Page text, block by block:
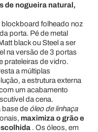
de nogueira natural,
folheado noz
porta. Pé de metal
black ou Steel a ser
na versão de 3 portas
prateleiras de vidro.
a múltiplas
a estrutura externa
um acabamento
da cena.
base de óleo de linhaça
maximiza o grão e
. Os óleos, em